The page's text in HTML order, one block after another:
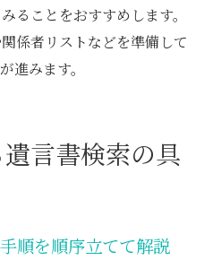
ることをおすすめします。
係者リストなどを準備して
進みます。
言書検索の具
順を順序立てて解説